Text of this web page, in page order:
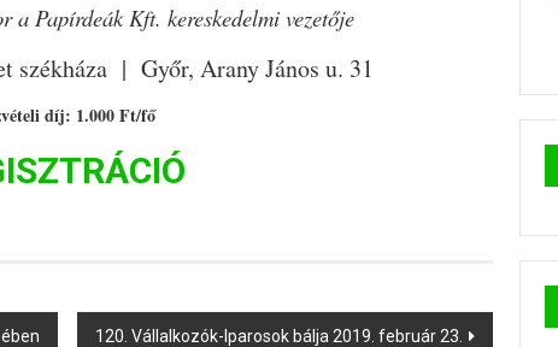
Papírdeák Kft. kereskedelmi vezetője
székháza | Győr, Arany János u. 31
díj: 1.000 Ft/fő
120. Vállalkozók-Iparosok bálja 2019. február 23.